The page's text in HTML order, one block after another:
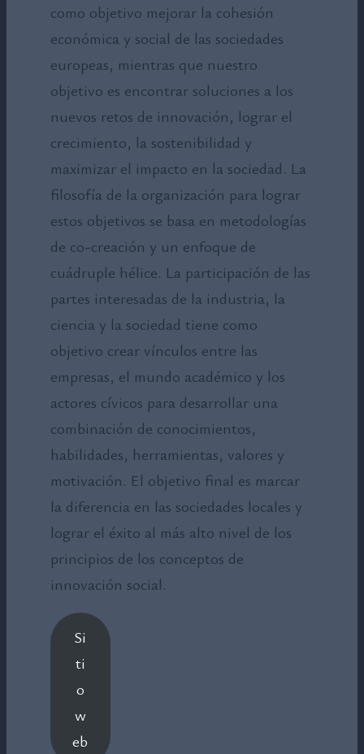
como objetivo mejorar la cohesión
económica y social de las sociedades
europeas, mientras que nuestro
objetivo es encontrar soluciones a los
nuevos retos de innovación, lograr el
crecimiento, la sostenibilidad y
maximizar el impacto en la sociedad. La
filosofía de la organización para lograr
estos objetivos se basa en metodologías
de co-creación y un enfoque de
cuádruple hélice. La participación de las
partes interesadas de la industria, la
ciencia y la sociedad tiene como
objetivo crear vínculos entre las
empresas, el mundo académico y los
actores cívicos para desarrollar una
combinación de conocimientos,
habilidades, herramientas, valores y
motivación. El objetivo final es marcar
la diferencia en las sociedades locales y
lograr el éxito al más alto nivel de los
principios de los conceptos de
innovación social.
Si
ti
o
w
eb